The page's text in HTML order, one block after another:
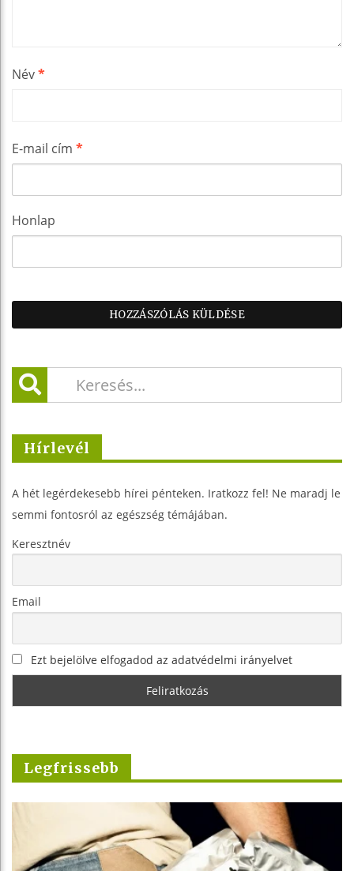
Név*
E-mail cím *
Honlap
Hírlevél
A hét legérdekesebb hírei pénteken. Iratkozz fel! Ne maradj le
semmi fontosról az egészség témájában.
Keresztnév
Email
Ezt bejelölve elfogadod az adatvédelmi irányelvet
Legfrissebb